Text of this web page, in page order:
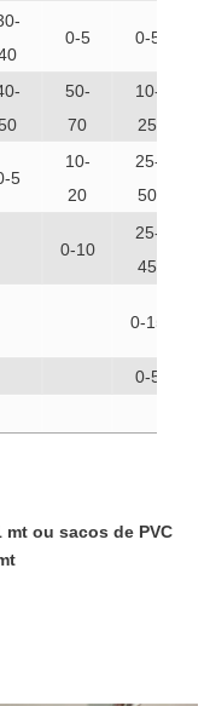
0-5 0-5
50
50-
70
10-
25
5
10-
20
25-
50
0-10
25-
45
0-15
0-5
mt ou sacos de PVC